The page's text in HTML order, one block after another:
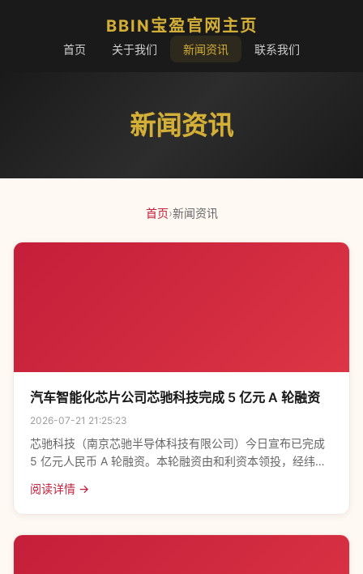
BBIN宝盈官网主页
首页 关于我们 新闻资讯 联系我们
新闻资讯
首页›新闻资讯
汽车智能化芯片公司芯驰科技完成 5 亿元 A 轮融资
2026-07-21 21:25:23
芯驰科技（南京芯驰半导体科技有限公司）今日宣布已完成
5 亿元人民币 A 轮融资。本轮融资由和利资本领投，经纬中
精确力升等老股东大比例跟投。 芯驰科
阅读详情 →